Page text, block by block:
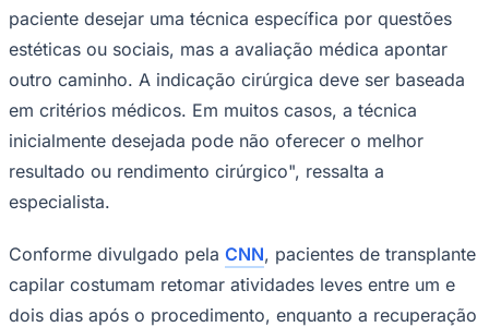
paciente desejar uma técnica específica por questões
estéticas ou sociais, mas a avaliação médica apontar
outro caminho. A indicação cirúrgica deve ser baseada
em critérios médicos. Em muitos casos, a técnica
inicialmente desejada pode não oferecer o melhor
resultado ou rendimento cirúrgico", ressalta a
especialista.
Conforme divulgado pela CNN, pacientes de transplante
capilar costumam retomar atividades leves entre um e
dois dias após o procedimento, enquanto a recuperação